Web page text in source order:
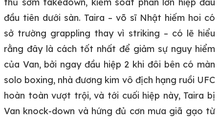
đầu tiên dưới sàn. Taira – võ sĩ Nhật hiếm hoi có
sở trường grappling thay vì striking – có lẽ hiểu
rằng đây là cách tốt nhất để giảm sự nguy hiểm
của Van, bởi ngay đầu hiệp 2 khi đôi bên có màn
solo boxing, nhà đương kim vô địch hạng ruồi UFC
hoàn toàn vượt trội, và tới cuối hiệp này, Taira bị
Van knock-down và hứng đủ cơn mưa giã gạo từ